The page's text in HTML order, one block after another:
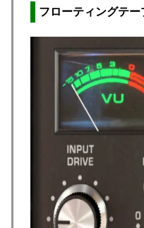
フローティングテー